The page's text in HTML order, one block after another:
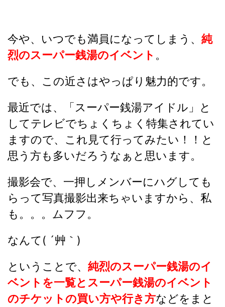
今や、いつでも満員になってしまう、 純
烈のスーパー銭湯のイベント 。
でも、この近さはやっぱり魅力的です。
最近では、「スーパー銭湯アイドル」と
してテレビでちょくちょく特集されてい
ますので、これ見て行ってみたい！！と
思う方も多いだろうなぁと思います。
撮影会で、一押しメンバーにハグしても
らって写真撮影出来ちゃいますから、私
も。。。ムフフ。
なんて( ´艸｀)
ということで、 純烈のスーパー銭湯のイ
ベントを一覧とスーパー銭湯のイベント
のチケットの買い方や行き方などをまと